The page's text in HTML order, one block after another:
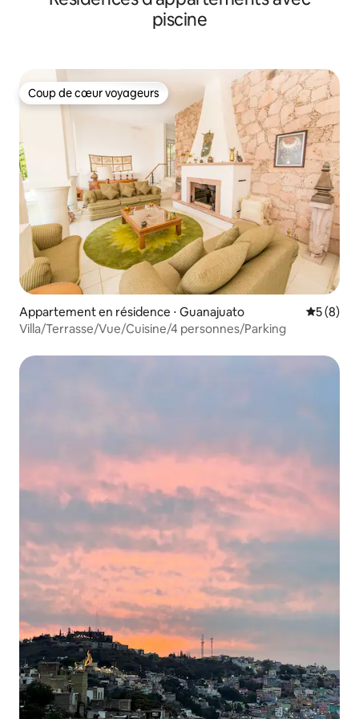
piscine
Coup de cœur voyageurs
Coup de cœur voyageurs
Appartement en résidence ⋅ Guanajuato
5 (8)
Villa/Terrasse/Vue/Cuisine/4 personnes/Parking